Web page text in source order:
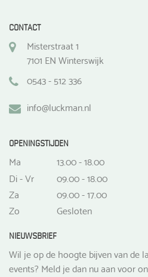
CONTACT
Misterstraat 1
7101 EN Winterswijk
0543 - 512 336
info@luckman.nl
OPENINGSTIJDEN
Ma
13.00 - 18.00
Di - Vr
09.00 - 18.00
Za
09.00 - 17.00
Zo
Gesloten
NIEUWSBRIEF
Wil je op de hoogte bijven van de
events? Meld je dan nu aan voor